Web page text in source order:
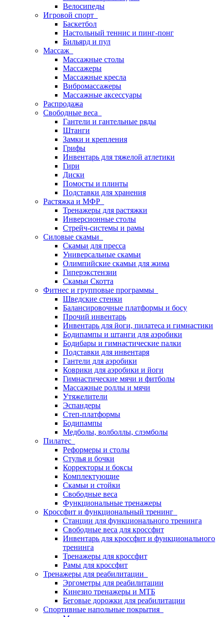
Велосипеды
Игровой спорт
Баскетбол
Настольный теннис и пинг-понг
Бильярд и пул
Массаж
Массажные столы
Массажеры
Массажные кресла
Вибромассажеры
Массажные аксессуары
Распродажа
Свободные веса
Гантели и гантельные ряды
Штанги
Замки и крепления
Грифы
Инвентарь для тяжелой атлетики
Гири
Диски
Помосты и плинты
Подставки для хранения
Растяжка и МФР
Тренажеры для растяжки
Инверсионные столы
Стрейч-системы и рамы
Силовые скамьи
Скамьи для пресса
Универсальные скамьи
Олимпийские скамьи для жима
Гиперэкстензии
Скамьи Скотта
Фитнес и групповые программы
Шведские стенки
Балансировочные платформы и босу
Прочий инвентарь
Инвентарь для йоги, пилатеса и гимнастики
Бодипампы и штанги для аэробики
Бодибары и гимнастические палки
Подставки для инвентаря
Гантели для аэробики
Коврики для аэробики и йоги
Гимнастические мячи и фитболы
Массажные роллы и мячи
Утяжелители
Эспандеры
Степ-платформы
Бодипампы
Медболы, волболлы, слэмболы
Пилатес
Реформеры и столы
Стулья и бочки
Корректоры и боксы
Комплектующие
Скамьи и стойки
Свободные веса
Функциональные тренажеры
Кроссфит и функциональный тренинг
Станции для функционального тренинга
Свободные веса для кроссфит
Инвентарь для кроссфит и функционального
тренинга
Тренажеры для кроссфит
Рамы для кроссфит
Тренажеры для реабилитации
Эргометры для реабилитации
Кинезио тренажеры и МТБ
Беговые дорожки для реабилитации
Спортивные напольные покрытия